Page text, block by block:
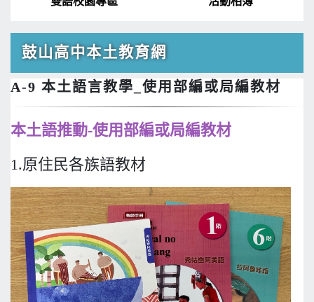
鼓山高中本土教育網
A-9 本土語言教學_使用部編或局編教材
本土語推動-使用部編或局編教材
1.原住民各族語教材